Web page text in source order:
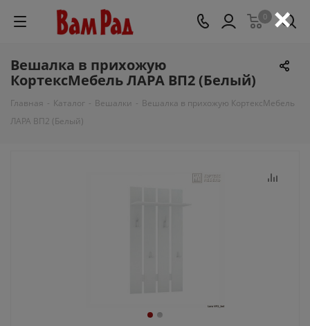
0
Вешалка в прихожую
КортексМебель ЛАРА ВП2 (Белый)
Главная - Каталог - Вешалки - Вешалка в прихожую КортексМебель
ЛАРА ВП2 (Белый)
×